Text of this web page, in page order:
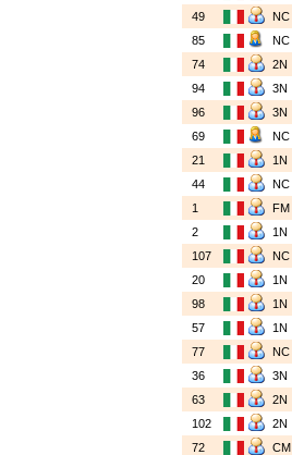
49
NC
85
NC
74
2N
94
3N
96
3N
69
NC
21
1N
44
NC
1
FM
2
1N
107
NC
20
1N
98
1N
57
1N
77
NC
36
3N
63
2N
102
2N
72
CM